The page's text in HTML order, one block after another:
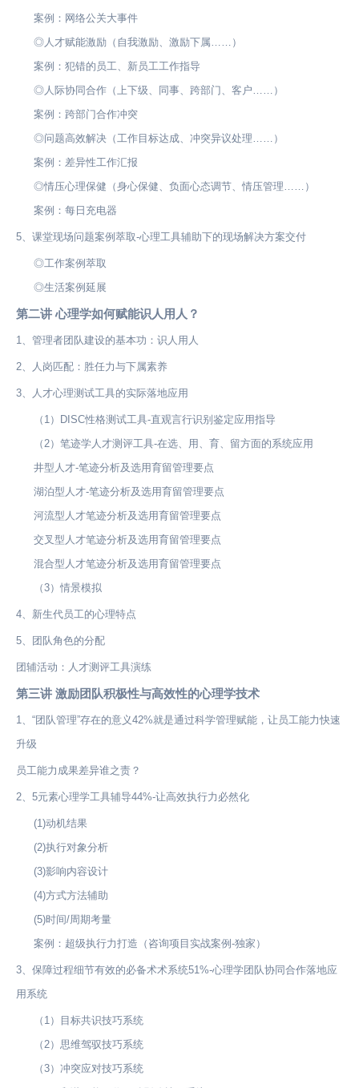
案例：网络公关大事件
◎人才赋能激励（自我激励、激励下属……）
案例：犯错的员工、新员工工作指导
◎人际协同合作（上下级、同事、跨部门、客户……）
案例：跨部门合作冲突
◎问题高效解决（工作目标达成、冲突异议处理……）
案例：差异性工作汇报
◎情压心理保健（身心保健、负面心态调节、情压管理……）
案例：每日充电器
5、课堂现场问题案例萃取-心理工具辅助下的现场解决方案交付
◎工作案例萃取
◎生活案例延展
第二讲 心理学如何赋能识人用人？
1、管理者团队建设的基本功：识人用人
2、人岗匹配：胜任力与下属素养
3、人才心理测试工具的实际落地应用
（1）DISC性格测试工具-直观言行识别鉴定应用指导
（2）笔迹学人才测评工具-在选、用、育、留方面的系统应用
井型人才-笔迹分析及选用育留管理要点
湖泊型人才-笔迹分析及选用育留管理要点
河流型人才笔迹分析及选用育留管理要点
交叉型人才笔迹分析及选用育留管理要点
混合型人才笔迹分析及选用育留管理要点
（3）情景模拟
4、新生代员工的心理特点
5、团队角色的分配
团辅活动：人才测评工具演练
第三讲 激励团队积极性与高效性的心理学技术
1、“团队管理”存在的意义42%就是通过科学管理赋能，让员工能力快速
升级
员工能力成果差异谁之责？
2、5元素心理学工具辅导44%-让高效执行力必然化
(1)动机结果
(2)执行对象分析
(3)影响内容设计
(4)方式方法辅助
(5)时间/周期考量
案例：超级执行力打造（咨询项目实战案例-独家）
3、保障过程细节有效的必备术术系统51%-心理学团队协同合作落地应
用系统
（1）目标共识技巧系统
（2）思维驾驭技巧系统
（3）冲突应对技巧系统